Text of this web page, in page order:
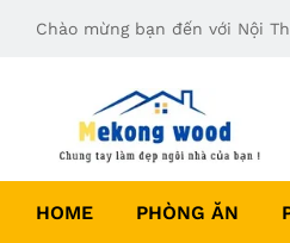
Chào mừng bạn đến với Nội
HOME PHÒNG ĂN